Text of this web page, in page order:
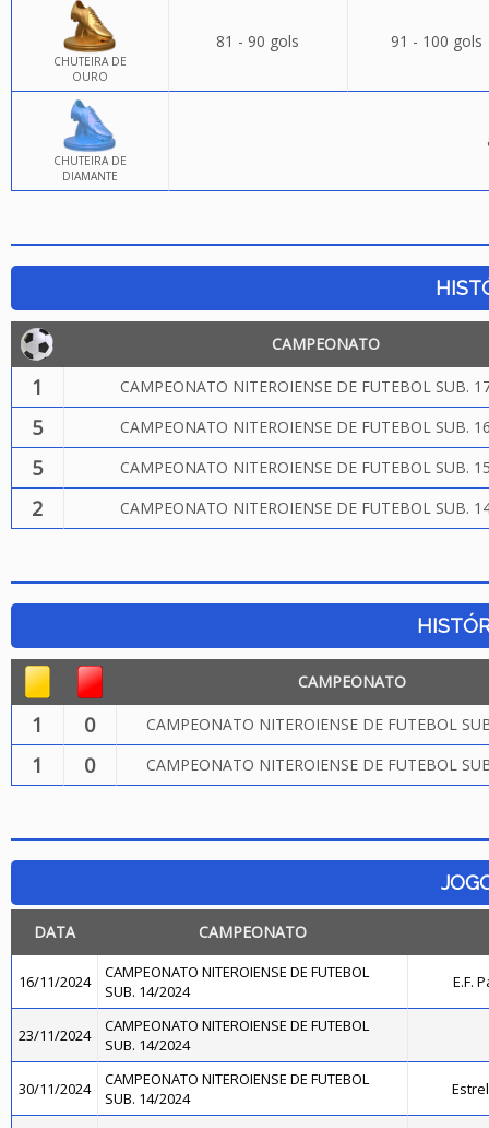
CHUTEIRA DE
OURO
81 - 90 gols 91 - 100 gols
CHUTEIRA DE
DIAMANTE
CAMPEONATO
1 CAMPEONATO NITEROIENSE DE FUTEBOL SUB.
5 CAMPEONATO NITEROIENSE DE FUTEBOL SUB.
5 CAMPEONATO NITEROIENSE DE FUTEBOL SUB.
2 CAMPEONATO NITEROIENSE DE FUTEBOL SUB.
CAMPEONATO
1 0 CAMPEONATO NITEROIENSE DE FUTEBOL
1 0 CAMPEONATO NITEROIENSE DE FUTEBOL
DATA CAMPEONATO
16/11/2024
CAMPEONATO NITEROIENSE DE FUTEBOL
SUB. 14/2024
E.F.
23/11/2024
CAMPEONATO NITEROIENSE DE FUTEBOL
SUB. 14/2024
30/11/2024
CAMPEONATO NITEROIENSE DE FUTEBOL
SUB. 14/2024